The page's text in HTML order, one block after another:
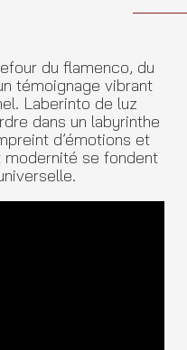
du flamenco, du
témoignage vibrant
Laberinto de luz
dans un labyrinthe
d’émotions et
se fondent